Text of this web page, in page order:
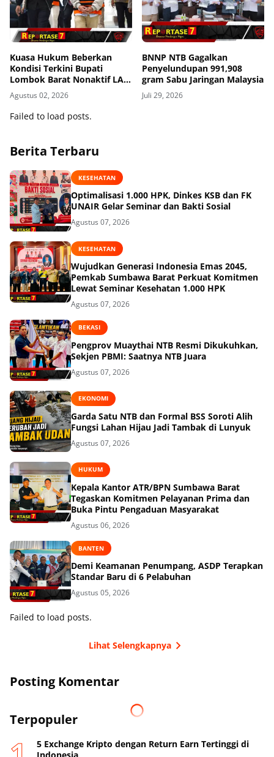
Kuasa Hukum Beberkan
Kondisi Terkini Bupati
Lombok Barat Nonaktif LAZ
di Rutan KPK, Pasrah dan
Kooperatif
Agustus 02, 2026
BNNP NTB Gagalkan
Penyelundupan 991,908
gram Sabu Jaringan Malaysia
Juli 29, 2026
Failed to load posts.
Berita Terbaru
KESEHATAN
Optimalisasi 1.000 HPK, Dinkes KSB dan FK
UNAIR Gelar Seminar dan Bakti Sosial
Agustus 07, 2026
KESEHATAN
Wujudkan Generasi Indonesia Emas 2045,
Pemkab Sumbawa Barat Perkuat Komitmen
Lewat Seminar Kesehatan 1.000 HPK
Agustus 07, 2026
BEKASI
Pengprov Muaythai NTB Resmi Dikukuhkan,
Sekjen PBMI: Saatnya NTB Juara
Agustus 07, 2026
EKONOMI
Garda Satu NTB dan Formal BSS Soroti Alih
Fungsi Lahan Hijau Jadi Tambak di Lunyuk
Agustus 07, 2026
HUKUM
Kepala Kantor ATR/BPN Sumbawa Barat
Tegaskan Komitmen Pelayanan Prima dan
Buka Pintu Pengaduan Masyarakat
Agustus 06, 2026
BANTEN
Demi Keamanan Penumpang, ASDP Terapkan
Standar Baru di 6 Pelabuhan
Agustus 05, 2026
Failed to load posts.
Lihat Selengkapnya
Posting Komentar
Terpopuler
5 Exchange Kripto dengan Return Earn Tertinggi di